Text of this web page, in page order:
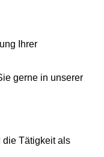
Ihrer
gerne in unserer
die Tätigkeit als